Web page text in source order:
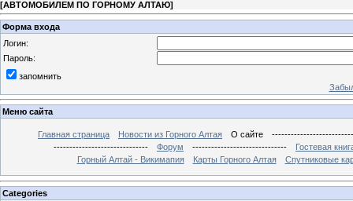
[АВТОМОБИЛЕМ ПО ГОРНОМУ АЛТАЮ]
Форма входа
Логин:
Пароль:
запомнить
Меню сайта
Главная страница Новости из Горного Алтая О сайте
------------------------------
Форум ------------------------------
Гостевая
Горный Алтай - Викимапия
Карты Горного Алтая Спутниковые
Categories